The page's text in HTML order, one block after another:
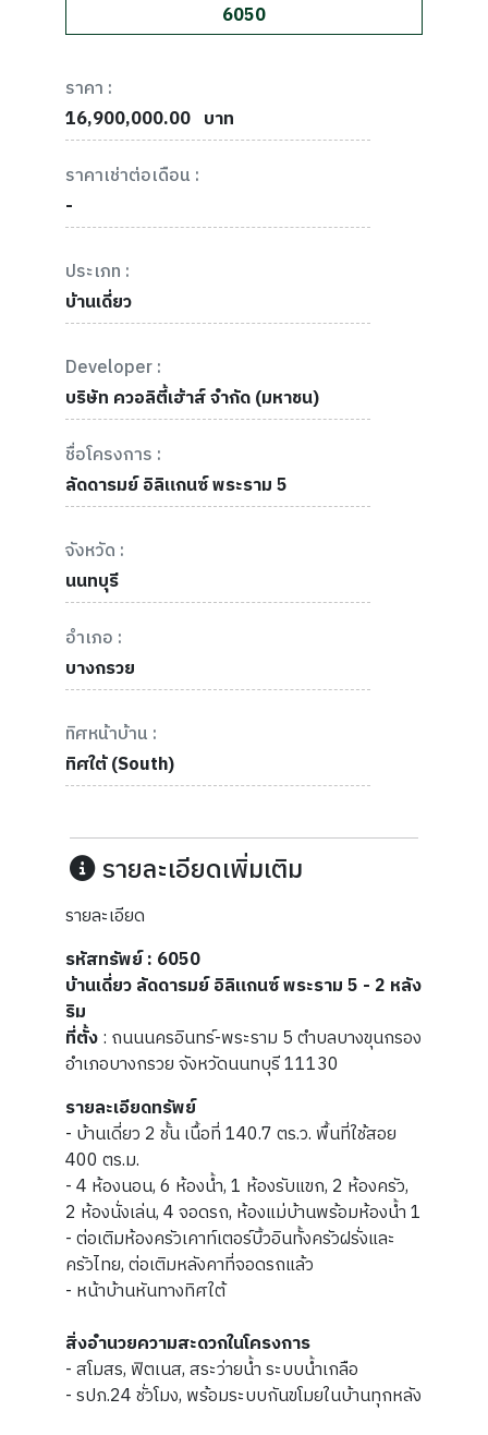
6050
ราคา :
16,900,000.00 บาท
ราคาเช่าต่อเดือน :
-
ประเภท :
บ้านเดี่ยว
Developer :
บริษัท ควอลิตี้เฮ้าส์ จำกัด (มหาชน)
ชื่อโครงการ :
ลัดดารมย์ อิลิแกนซ์ พระราม 5
จังหวัด :
นนทบุรี
อำเภอ :
บางกรวย
ทิศหน้าบ้าน :
ทิศใต้ (South)
รายละเอียดเพิ่มเติม
รายละเอียด
รหัสทรัพย์ : 6050
บ้านเดี่ยว ลัดดารมย์ อิลิแกนซ์ พระราม 5 - 2 หลัง
ริม
ที่ตั้ง: ถนนนครอินทร์-พระราม 5 ตำบลบางขุนกรอง
อำเภอบางกรวย จังหวัดนนทบุรี 11130
รายละเอียดทรัพย์
- บ้านเดี่ยว 2 ชั้น เนื้อที่ 140.7 ตร.ว. พื้นที่ใช้สอย
400 ตร.ม.
- 4 ห้องนอน, 6 ห้องน้ำ, 1 ห้องรับแขก, 2 ห้องครัว,
2 ห้องนั่งเล่น, 4 จอดรถ, ห้องแม่บ้านพร้อมห้องน้ำ 1
- ต่อเติมห้องครัวเคาท์เตอร์บิ้วอินทั้งครัวฝรั่งและ
ครัวไทย, ต่อเติมหลังคาที่จอดรถแล้ว
- หน้าบ้านหันทางทิศใต้
สิ่งอำนวยความสะดวกในโครงการ
- สโมสร, ฟิตเนส, สระว่ายน้ำ ระบบน้ำเกลือ
- รปภ.24 ชั่วโมง, พร้อมระบบกันขโมยในบ้านทุกหลัง